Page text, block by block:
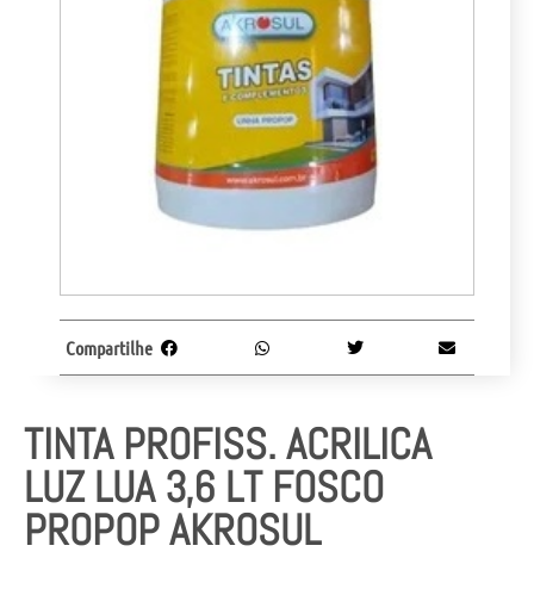
TINTA PROFISS. ACRILICA
LUZ LUA 3,6 LT FOSCO
PROPOP AKROSUL
Compartilhe